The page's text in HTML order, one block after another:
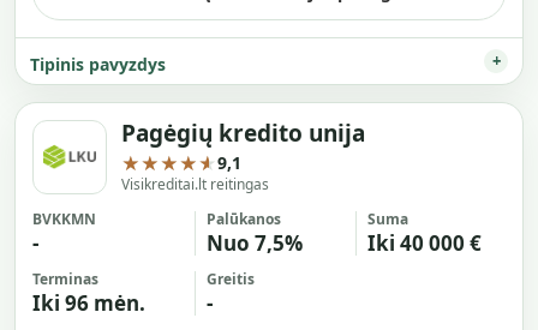
Tipinis pavyzdys
Pagėgių kredito unija
★★★★★9,1
Visikreditai.lt reitingas
BVKKMN
-
Palūkanos
Nuo 7,5%
Suma
Iki 40 000 €
Terminas
Iki 96 mėn.
Greitis
-